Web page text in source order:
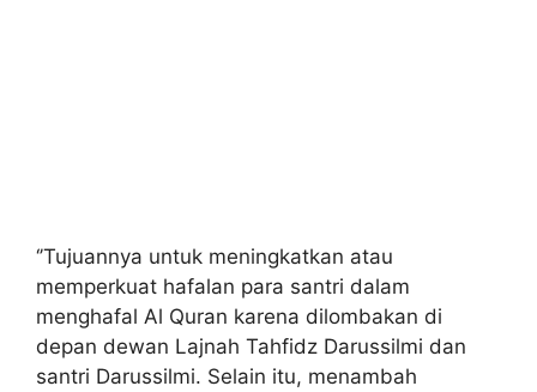
‘’Tujuannya untuk meningkatkan atau
memperkuat hafalan para santri dalam
menghafal Al Quran karena dilombakan di
depan dewan Lajnah Tahfidz Darussilmi dan
santri Darussilmi. Selain itu, menambah